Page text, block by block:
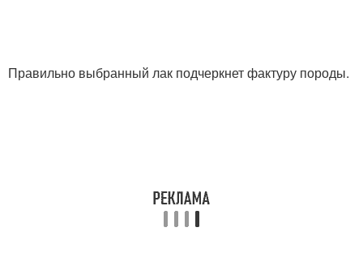
Правильно выбранный лак подчеркнет фактуру породы.